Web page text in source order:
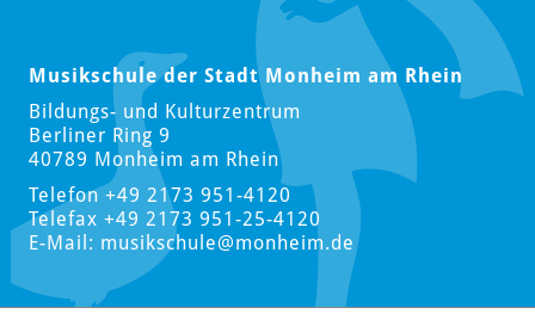
Musikschule der Stadt Monheim am Rhein
Bildungs- und Kulturzentrum
Berliner Ring 9
40789 Monheim am Rhein
Telefon +49 2173 951-4120
Telefax +49 2173 951-25-4120
E-Mail: musikschule@monheim.de